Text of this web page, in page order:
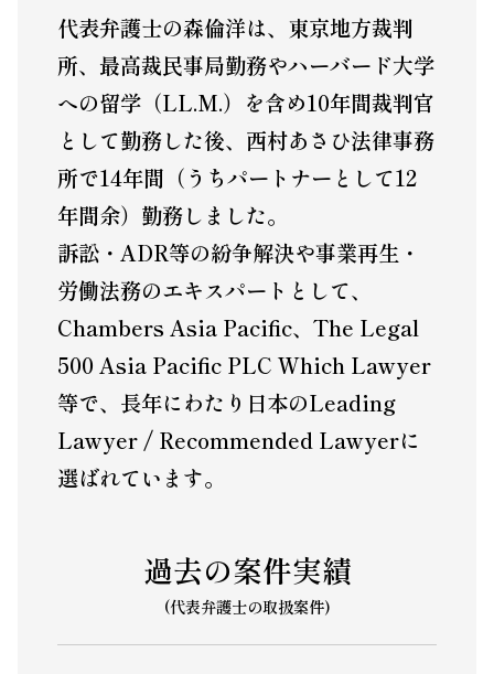
代表弁護士の森倫洋は、東京地方裁判
所、最高裁民事局勤務やハーバード大学
への留学（LL.M.）を含め10年間裁判官
として勤務した後、西村あさひ法律事務
所で14年間（うちパートナーとして12
年間余）勤務しました。
訴訟・ADR等の紛争解決や事業再生・
労働法務のエキスパートとして、
Chambers Asia Pacific、The Legal
500 Asia Pacific PLC Which Lawyer
等で、長年にわたり日本のLeading
Lawyer / Recommended Lawyerに
選ばれています。
過去の案件実績
(代表弁護士の取扱案件)